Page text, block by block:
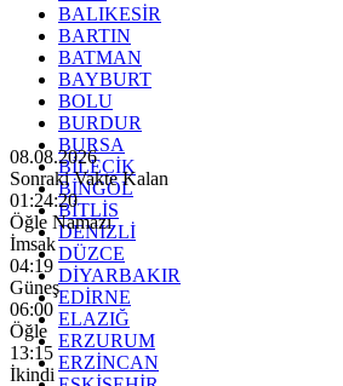
BALIKESİR
BARTIN
BATMAN
BAYBURT
BOLU
BURDUR
BURSA
BİLECİK
BİNGÖL
BİTLİS
DENİZLİ
DÜZCE
DİYARBAKIR
EDİRNE
ELAZIĞ
ERZURUM
ERZİNCAN
08.08.2026
Sonraki Vakte Kalan
01:24:18
Öğle Namazı
İmsak
04:19
Güneş
06:00
Öğle
13:15
İkindi